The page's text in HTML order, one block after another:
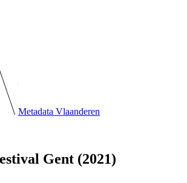
Metadata Vlaanderen
Gent (2021)